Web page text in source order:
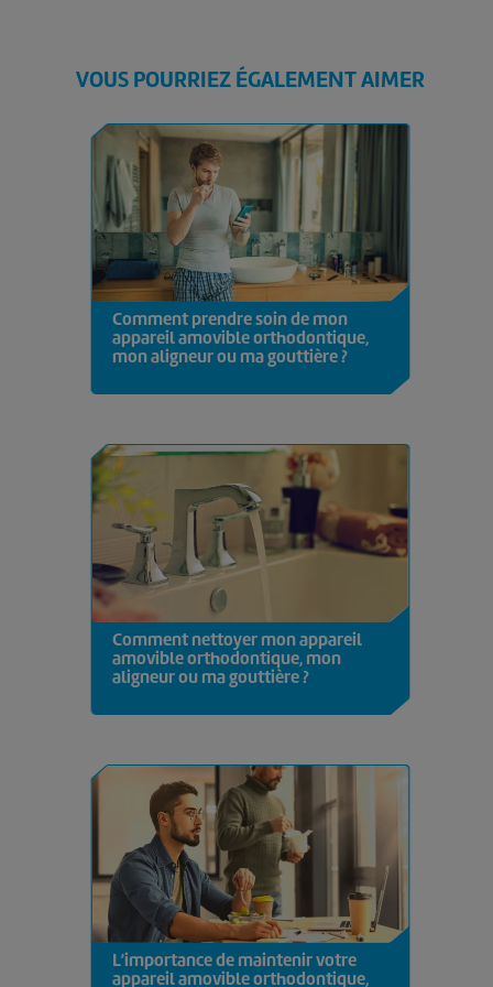
VOUS POURRIEZ ÉGALEMENT AIMER
Comment prendre soin de mon
appareil amovible orthodontique,
mon aligneur ou ma gouttière ?
Comment nettoyer mon appareil
amovible orthodontique, mon
aligneur ou ma gouttière ?
L’importance de maintenir votre
appareil amovible orthodontique,